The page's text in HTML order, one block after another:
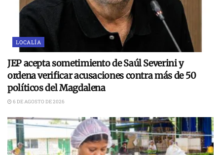
LOCALÍA
JEP acepta sometimiento de Saúl Severini y
ordena verificar acusaciones contra más de 50
políticos del Magdalena
6 DE AGOSTO DE 2026